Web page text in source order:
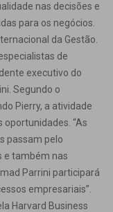
nas decisões e
para os negócios.
da Gestão.
de
executivo do
Segundo o
Pierry, a atividade
“As
passam pelo
e também nas
Parrini participará
empresariais”.
Harvard Business